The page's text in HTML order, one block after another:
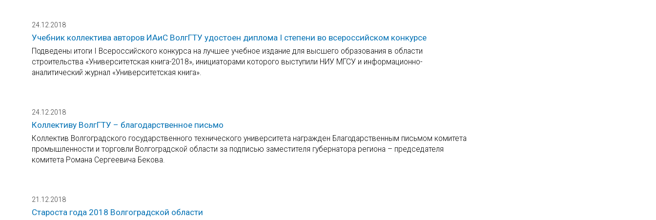
24.12.2018
Учебник коллектива авторов ИАиС ВолгГТУ удостоен диплома I степени во всероссийском конкурсе
Подведены итоги I Всероссийского конкурса на лучшее учебное издание для высшего образования в области
строительства «Университетская книга-2018», инициаторами которого выступили НИУ МГСУ и информационно-
аналитический журнал «Университетская книга».
24.12.2018
Коллективу ВолгГТУ – благодарственное письмо
Коллектив Волгоградского государственного технического университета награжден Благодарственным письмом комитета
промышленности и торговли Волгоградской области за подписью заместителя губернатора региона – председателя
комитета Романа Сергеевича Бекова.
21.12.2018
Староста года 2018 Волгоградской области